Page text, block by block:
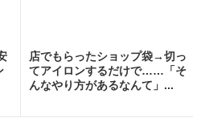
店でもらったショップ袋→切っ
てアイロンするだけで……「そ
んなやり方があるなんて」...